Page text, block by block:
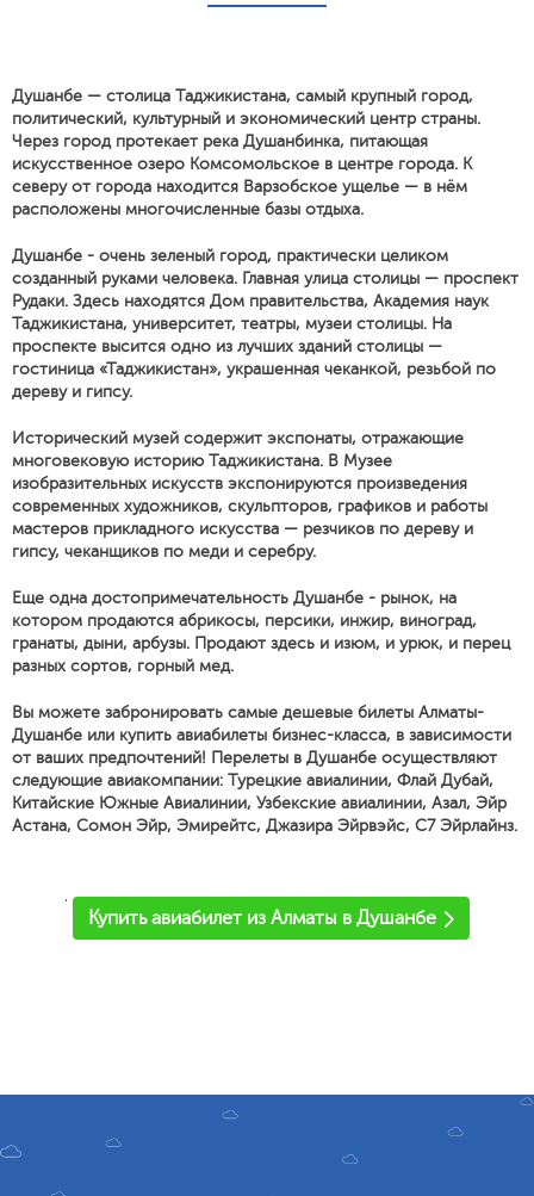
Душанбе — столица Таджикистана, самый крупный город,
политический, культурный и экономический центр страны.
Через город протекает река Душанбинка, питающая
искусственное озеро Комсомольское в центре города. К
северу от города находится Варзобское ущелье — в нём
расположены многочисленные базы отдыха.
Душанбе - очень зеленый город, практически целиком
созданный руками человека. Главная улица столицы — проспект
Рудаки. Здесь находятся Дом правительства, Академия наук
Таджикистана, университет, театры, музеи столицы. На
проспекте высится одно из лучших зданий столицы —
гостиница «Таджикистан», украшенная чеканкой, резьбой по
дереву и гипсу.
Исторический музей содержит экспонаты, отражающие
многовековую историю Таджикистана. В Музее
изобразительных искусств экспонируются произведения
современных художников, скульпторов, графиков и работы
мастеров прикладного искусства — резчиков по дереву и
гипсу, чеканщиков по меди и серебру.
Еще одна достопримечательность Душанбе - рынок, на
котором продаются абрикосы, персики, инжир, виноград,
гранаты, дыни, арбузы. Продают здесь и изюм, и урюк, и перец
разных сортов, горный мед.
Вы можете забронировать самые дешевые билеты Алматы-
Душанбе или купить авиабилеты бизнес-класса, в зависимости
от ваших предпочтений! Перелеты в Душанбе осуществляют
следующие авиакомпании: Турецкие авиалинии, Флай Дубай,
Китайские Южные Авиалинии, Узбекские авиалинии, Азал, Эйр
Астана, Сомон Эйр, Эмирейтс, Джазира Эйрвэйс, С7 Эйрлайнз.
'
Купить авиабилет из Алматы в Душанбе